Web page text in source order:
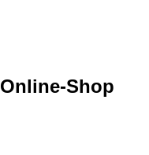
Online-Shop